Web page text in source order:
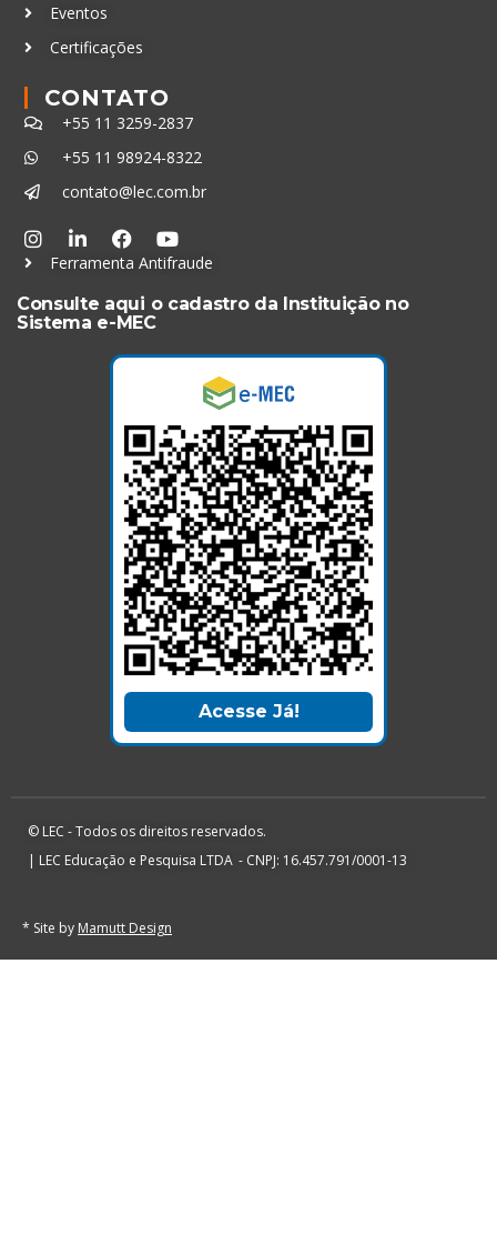
Eventos
Certificações
CONTATO
+55 11 3259-2837
+55 11 98924-8322
contato@lec.com.br
Ferramenta Antifraude
Consulte aqui o cadastro da Instituição no
Sistema e-MEC
Acesse Já!
© LEC - Todos os direitos reservados.
| LEC Educação e Pesquisa LTDA - CNPJ: 16.457.791/0001-13
* Site by Mamutt Design